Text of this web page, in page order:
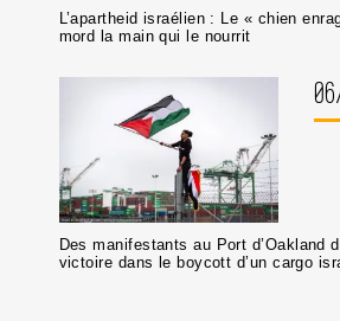
L’apartheid israélien : Le « chien
mord la main qui le nourrit
Des manifestants au Port d’Oakland
victoire dans le boycott d’un cargo